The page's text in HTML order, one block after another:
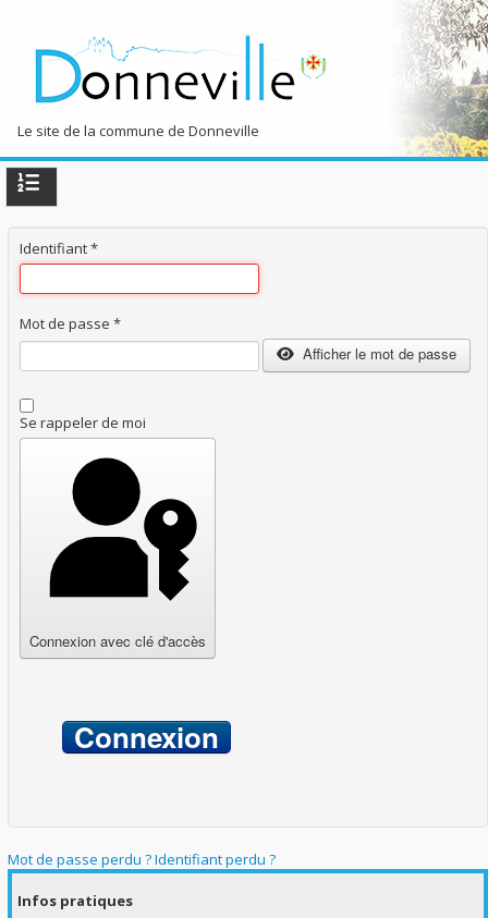
Le site de la commune de Donneville
TPL_PROTOSTAR_TOGGLE_MENU
Accueil
Côté Pratique
Identifiant*
Mot de passe *
Afficher le mot de passe
Se rappeler de moi
Connexion avec clé d'accès
Connexion
Mot de passe perdu ?Identifiant perdu ?
Infos pratiques